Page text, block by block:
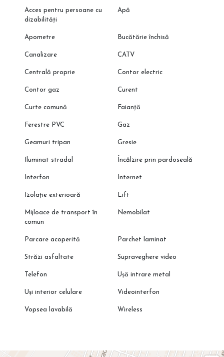
Acces pentru persoane cu
dizabilități
Apă
Apometre Bucătărie închisă
Canalizare CATV
Centrală proprie Contor electric
Contor gaz Curent
Curte comună Faianță
Ferestre PVC Gaz
Geamuri tripan Gresie
Iluminat stradal Încălzire prin pardoseală
Interfon Internet
Izolație exterioară Lift
Mijloace de transport în
comun
Nemobilat
Parcare acoperită Parchet laminat
Străzi asfaltate Supraveghere video
Telefon Ușă intrare metal
Uși interior celulare Videointerfon
Vopsea lavabilă Wireless